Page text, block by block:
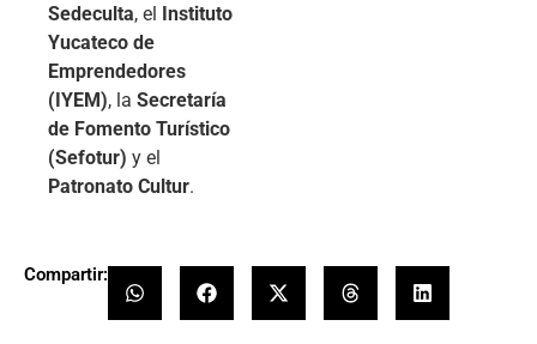
Sedeculta, el Instituto
Yucateco de
Emprendedores
(IYEM), la Secretaría
de Fomento Turístico
(Sefotur) y el
Patronato Cultur.
Compartir: